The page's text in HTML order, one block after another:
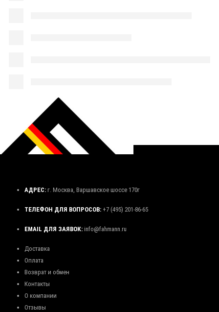
АДРЕС: г. Москва, Варшавское шоссе 170г
ТЕЛЕФОН ДЛЯ ВОПРОСОВ: +7 (495) 201-86-65
EMAIL ДЛЯ ЗАЯВОК: info@fahmann.ru
Доставка
Оплата
Возврат и обмен
Контакты
О компании
Отзывы